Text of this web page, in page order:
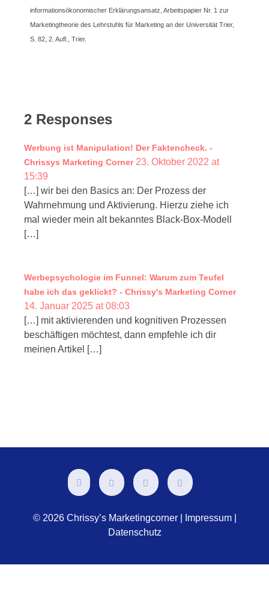
informationsökonomischer Erklärungsansatz, Arbeitspapier Nr. 1 zur
Marketingtheorie des Lehrstuhls für Marketing an der Universität Trier,
S. 82, 2. Aufl., Trier.
2 Responses
Werbung ist Manipulation! Der Faktencheck. -
Chrissys Marketing Corner 23. Oktober 2022 at
15:39
[…] wir bei den Basics an: Der Prozess der
Wahrnehmung und Aktivierung. Hierzu ziehe ich
mal wieder mein alt bekanntes Black-Box-Modell
[…]
Werbepsychologie im Funnel: Warum zum Teufel
habe ich das geklickt? - Chrissy's Marketing Corner
14. Januar 2025 at 08:03
[…] mit aktivierenden und kognitiven Prozessen
beschäftigen möchtest, dann empfehle ich dir
meinen Artikel […]
© 2026 Chrissy’s Marketingcorner | Impressum|
Datenschutz